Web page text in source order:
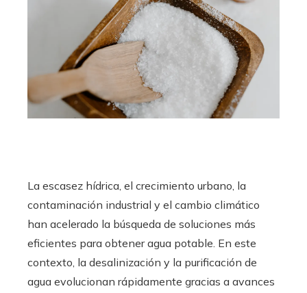
La escasez hídrica, el crecimiento urbano, la
contaminación industrial y el cambio climático
han acelerado la búsqueda de soluciones más
eficientes para obtener agua potable. En este
contexto, la desalinización y la purificación de
agua evolucionan rápidamente gracias a avances